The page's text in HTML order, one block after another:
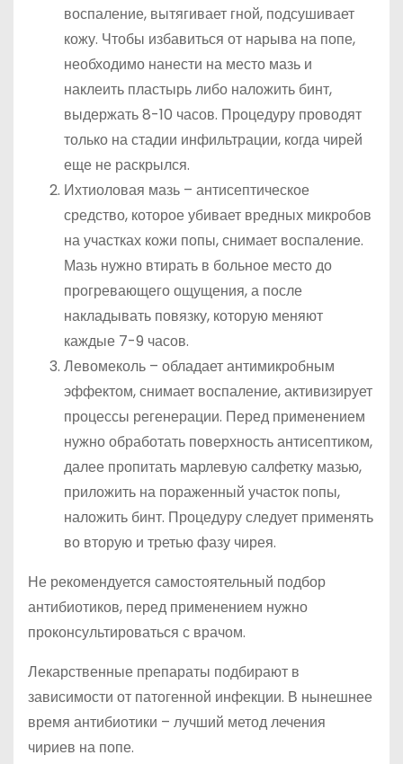
воспаление, вытягивает гной, подсушивает
кожу. Чтобы избавиться от нарыва на попе,
необходимо нанести на место мазь и
наклеить пластырь либо наложить бинт,
выдержать 8-10 часов. Процедуру проводят
только на стадии инфильтрации, когда чирей
еще не раскрылся.
Ихтиоловая мазь – антисептическое
средство, которое убивает вредных микробов
на участках кожи попы, снимает воспаление.
Мазь нужно втирать в больное место до
прогревающего ощущения, а после
накладывать повязку, которую меняют
каждые 7-9 часов.
Левомеколь – обладает антимикробным
эффектом, снимает воспаление, активизирует
процессы регенерации. Перед применением
нужно обработать поверхность антисептиком,
далее пропитать марлевую салфетку мазью,
приложить на пораженный участок попы,
наложить бинт. Процедуру следует применять
во вторую и третью фазу чирея.
Не рекомендуется самостоятельный подбор
антибиотиков, перед применением нужно
проконсультироваться с врачом.
Лекарственные препараты подбирают в
зависимости от патогенной инфекции. В нынешнее
время антибиотики – лучший метод лечения
чириев на попе.